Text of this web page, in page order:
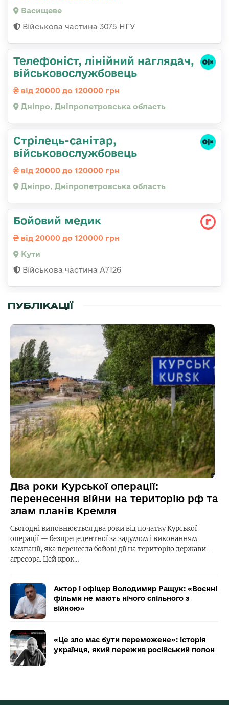
Васищеве
Військова частина 3075 НГУ
Телефоніст, лінійний наглядач,
військовослужбовець
від 20000 до 120000 грн
Дніпро, Дніпропетровська область
Стрілець-санітар,
військовослужбовець
від 20000 до 120000 грн
Дніпро, Дніпропетровська область
Бойовий медик
від 20000 до 120000 грн
Кути
Військова частина А7126
ПУБЛІКАЦІЇ
Два роки Курської операції:
перенесення війни на територію рф та
злам планів Кремля
Сьогодні виповнюється два роки від початку Курської
операції — безпрецедентної за задумом і виконанням
кампанії, яка перенесла бойові дії на територію держави-
агресора. Цей крок…
Актор і офіцер Володимир Ращук: «Воєнні
фільми не мають нічого спільного з
війною»
«Це зло має бути переможене»: історія
українця, який пережив російський полон